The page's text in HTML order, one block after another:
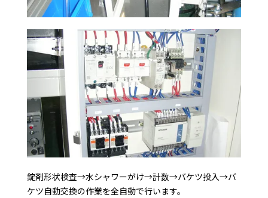
錠剤形状検査→水シャワーがけ→計数→バケツ投入→バ
ケツ自動交換の作業を全自動で行います。